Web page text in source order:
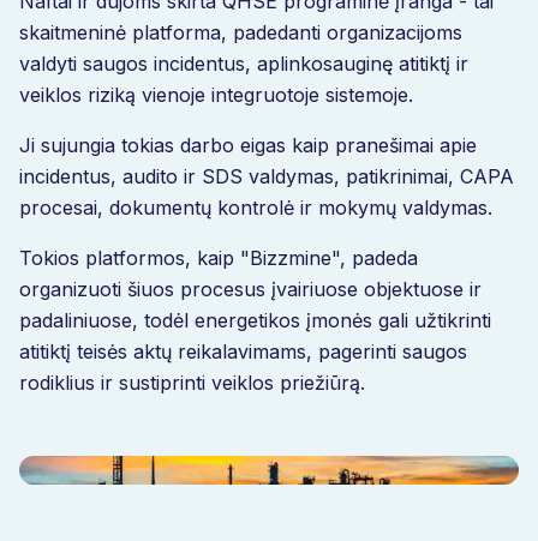
skaitmeninė platforma, padedanti organizacijoms
valdyti saugos incidentus, aplinkosauginę atitiktį ir
veiklos riziką vienoje integruotoje sistemoje.
Ji sujungia tokias darbo eigas kaip pranešimai apie
incidentus, audito ir SDS valdymas, patikrinimai, CAPA
procesai, dokumentų kontrolė ir mokymų valdymas.
Tokios platformos, kaip "Bizzmine", padeda
organizuoti šiuos procesus įvairiuose objektuose ir
padaliniuose, todėl energetikos įmonės gali užtikrinti
atitiktį teisės aktų reikalavimams, pagerinti saugos
rodiklius ir sustiprinti veiklos priežiūrą.